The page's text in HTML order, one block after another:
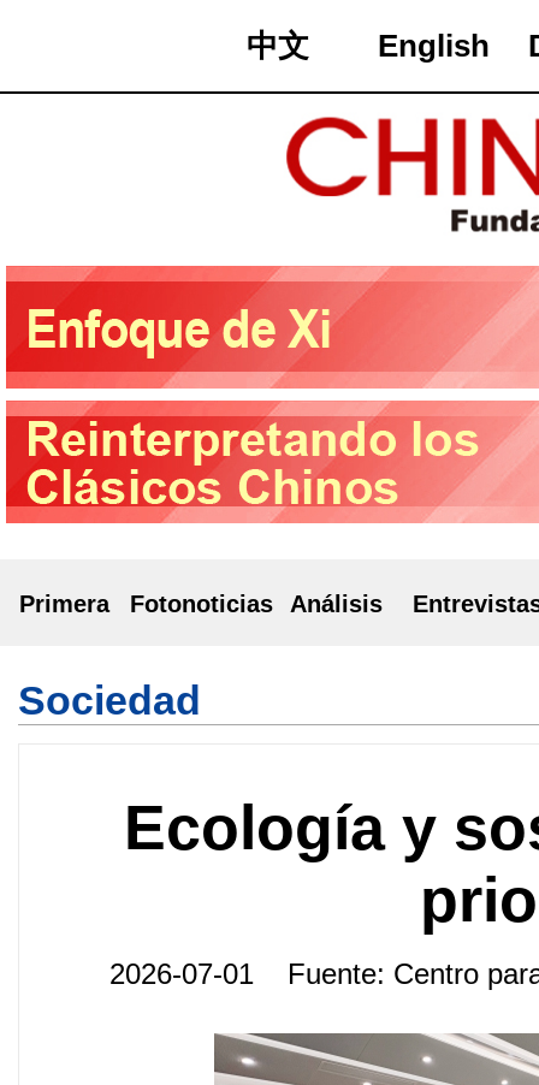
中文 English
Primera Fotonoticias Análisis
Sociedad
Ecología y
2026-07-01 Fuente: Centro